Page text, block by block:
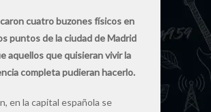
cuatro buzones físicos en
puntos de la ciudad de Madrid
aquellos que quisieran vivir la
completa pudieran hacerlo.
en la capital española se